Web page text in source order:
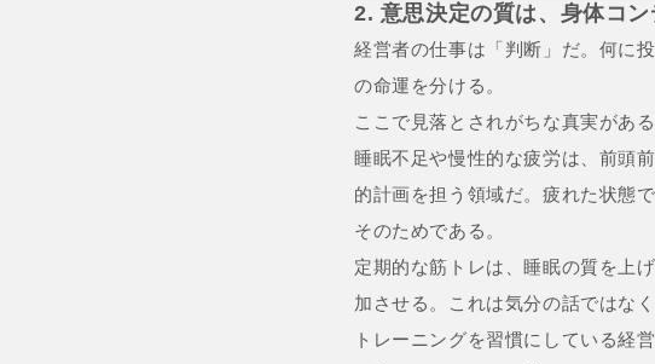
2. 意思決定の質は、身体コ
経営者の仕事は「判断」だ。何に
の命運を分ける。
ここで見落とされがちな真実があ
睡眠不足や慢性的な疲労は、前頭
的計画を担う領域だ。疲れた状態
そのためである。
定期的な筋トレは、睡眠の質を上
加させる。これは気分の話ではな
トレーニングを習慣にしている経